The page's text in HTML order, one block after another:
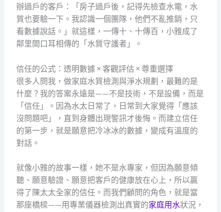
辦過戶的客戶：「房子過戶後，記得先檢查水電，水
質也要驗一下。我認識一個團隊，他們不亂推銷，只
看數據說話。」就這樣，一傳十、十傳百，小雅成了
鄰里間口耳相傳的「水質守護者」。
信任的公式：透明數據 × 客觀評估 × 尊重選擇
很多人問我，做家庭水質檢測與淨水規劃，最難的是
什麼？我的答案永遠是——不是技術，不是設備，而是
「信任」。因為水太日常了，日常到大家覺得「應該
沒問題吧」，直到身體出現警訊才後悔。而建立信任
的第一步，就是願意把冷冰冰的數據，變成有溫度的
對話。
就像小雅的故事一樣，她不是水專家，但因為願意傾
聽、願意驗證、願意把客戶的健康放在心上，所以贏
得了陳太太全家的信任。而我們顧問的角色，就是當
那座橋樑——用專業儀器檢測出真實的家庭用水狀況，